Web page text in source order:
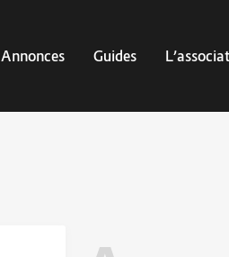
Annonces Guides